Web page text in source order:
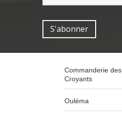
Commanderie des
Croyants
Ouléma